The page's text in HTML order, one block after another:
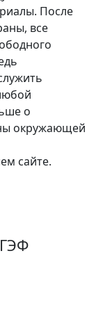
После
все
о
окружающей
сайте.